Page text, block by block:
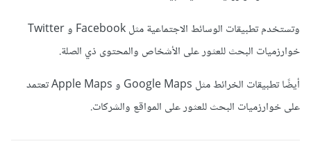
وتستخدم تطبيقات الوسائط الاجتماعية مثل Facebook و Twitter
خوارزميات البحث للعثور على الأشخاص والمحتوى ذي الصلة.
أيضًا تطبيقات الخرائط مثل Google Maps و Apple Maps تعتمد
على خوارزميات البحث للعثور على المواقع والشركات.